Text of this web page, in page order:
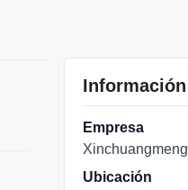
Empresa
Ubicación